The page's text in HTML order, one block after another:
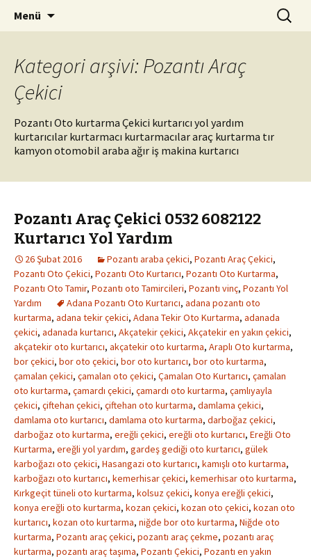
Pozantı Oto Kurtarma 0542
261 94 08
Kurtarıcı Yol Yardım Araç Çekici
Menü Arama:
Kategori arşivi: Pozantı Araç
Çekici
Pozantı Oto kurtarma Çekici kurtarıcı yol yardım
kurtarıcılar kurtarmacı kurtarmacılar araç kurtarma tır
kamyon otomobil araba ağır iş makina kurtarıcı
Pozantı Araç Çekici 0532 6082122
Kurtarıcı Yol Yardım
26 Şubat 2016 Pozantı araba çekici, Pozantı Araç Çekici,
Pozantı Oto Çekici, Pozantı Oto Kurtarıcı, Pozantı Oto Kurtarma,
Pozantı Oto Tamir, Pozantı oto Tamircileri, Pozantı vinç, Pozantı Yol
Yardım
Adana Pozantı Oto Kurtarıcı, adana pozantı oto
kurtarma, adana tekir çekici, Adana Tekir Oto Kurtarma, adanada
çekici, adanada kurtarıcı, Akçatekir çekici, Akçatekir en yakın çekici,
akçatekir oto kurtarıcı, akçatekir oto kurtarma, Araplı Oto kurtarma,
bor çekici, bor oto çekici, bor oto kurtarıcı, bor oto kurtarma,
çamalan çekici, çamalan oto çekici, Çamalan Oto Kurtarıcı, çamalan
oto kurtarma, çamardı çekici, çamardı oto kurtarma, çamlıyayla
çekici, çiftehan çekici, çiftehan oto kurtarma, damlama çekici,
damlama oto kurtarıcı, damlama oto kurtarma, darboğaz çekici,
darboğaz oto kurtarma, ereğli çekici, ereğli oto kurtarıcı, Ereğli Oto
Kurtarma, ereğli yol yardım, gardeş gediği oto kurtarıcı, gülek
karboğazı oto çekici, Hasangazi oto kurtarıcı, kamışlı oto kurtarma,
karboğazı oto kurtarıcı, kemerhisar çekici, kemerhisar oto kurtarma,
Kırkgeçit tüneli oto kurtarma, kolsuz çekici, konya ereğli çekici,
konya ereğli oto kurtarma, kozan çekici, kozan oto çekici, kozan oto
kurtarıcı, kozan oto kurtarma, niğde bor oto kurtarma, Niğde oto
kurtarma, Pozantı araç çekici, pozantı araç çekme, pozantı araç
kurtarma, pozantı araç taşıma, Pozantı Çekici, Pozantı en yakın